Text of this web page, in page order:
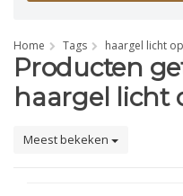
Home Tags haargel licht
Producten
haargel licht
Meest bekeken